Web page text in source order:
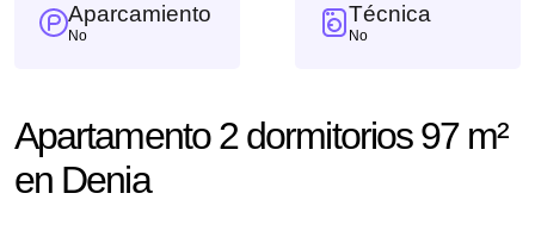
Aparcamiento
No
Técnica
No
Apartamento 2 dormitorios 97 m²
en Denia